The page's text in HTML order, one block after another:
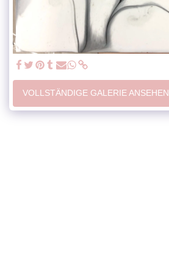
VOLLSTÄNDIGE GALERIE ANSEHEN